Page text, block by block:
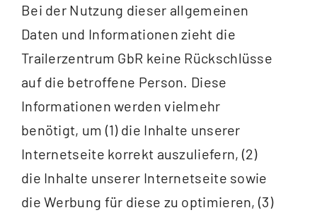
Bei der Nutzung dieser allgemeinen
Daten und Informationen zieht die
Trailerzentrum GbR keine Rückschlüsse
auf die betroffene Person. Diese
Informationen werden vielmehr
benötigt, um (1) die Inhalte unserer
Internetseite korrekt auszuliefern, (2)
die Inhalte unserer Internetseite sowie
die Werbung für diese zu optimieren, (3)